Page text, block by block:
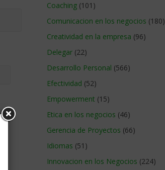
Coaching (101)
Comunicacion en los negocios (180)
Creatividad en la empresa (96)
Delegar (22)
Desarrollo Personal (566)
Efectividad (52)
Empowerment (15)
Etica en los negocios (46)
Gerencia de Proyectos (66)
Idiomas (51)
Innovacion en los Negocios (224)